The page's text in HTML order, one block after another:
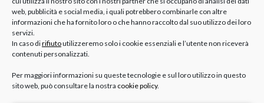
web, pubblicità e social media, i quali potrebbero combinarle con altre
informazioni che ha fornito loro o che hanno raccolto dal suo utilizzo dei loro
servizi.
In caso dirifiutoutilizzeremo solo i cookie essenziali e l’utente non riceverà
contenuti personalizzati.
Per maggiori informazioni su queste tecnologie e sul loro utilizzo in questo
sito web, può consultare la nostra cookie policy.
colore azzurro
collare myfamily nylon colore nero
€ 16,90
collare myfamily nylon colore rosa
€ 16,90 collare
Salvadanaio firmato Pomme Pidou